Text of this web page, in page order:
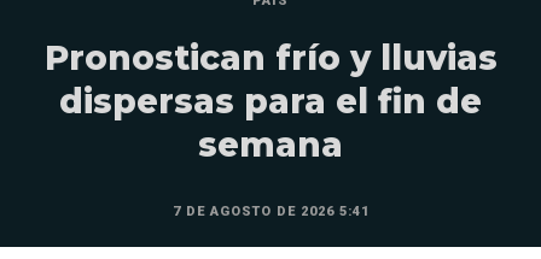
Pronostican frío y lluvias
dispersas para el fin de
semana
7 DE AGOSTO DE 2026 5:41